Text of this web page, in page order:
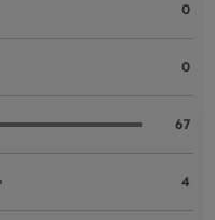
0
0
67
4